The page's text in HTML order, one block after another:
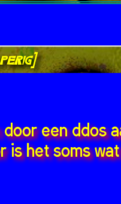
een ddos
is het soms